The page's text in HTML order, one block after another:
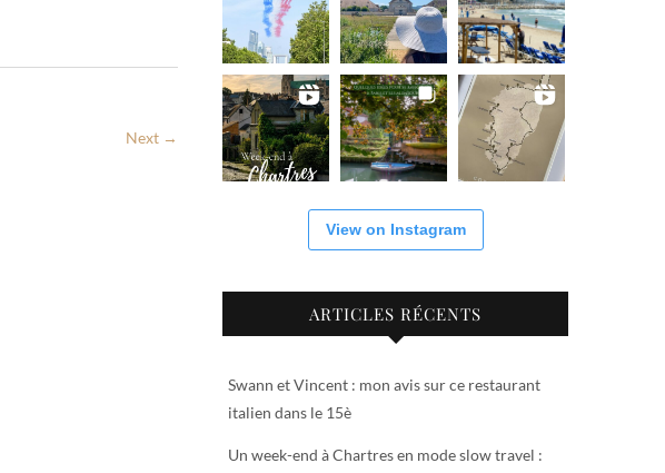
Next →
View on Instagram
ARTICLES RÉCENTS
Swann et Vincent : mon avis sur ce restaurant
italien dans le 15è
Un week-end à Chartres en mode slow travel :